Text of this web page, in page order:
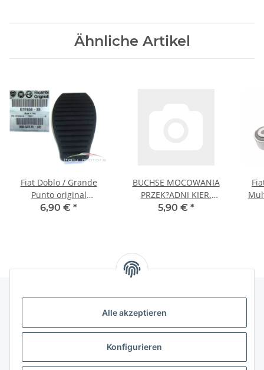
Alle akzeptieren
Konfigurieren
Ähnliche Artikel
Fiat Doblo / Grande
Punto original
Kupplungspedal
6,90 € *
BUCHSE MOCOWANIA
PRZEK?ADNI KIER.
TOYOTA AVENSIS VERSO
5,90 € *